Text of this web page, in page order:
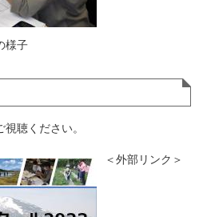
様子
聴ください。
＜外部リンク＞